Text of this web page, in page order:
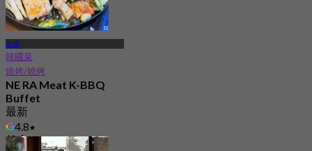
大城
韓國菜
燒烤/燒烤
NE RA Meat K-BBQ
Buffet
最新
4.8
起฿ 399